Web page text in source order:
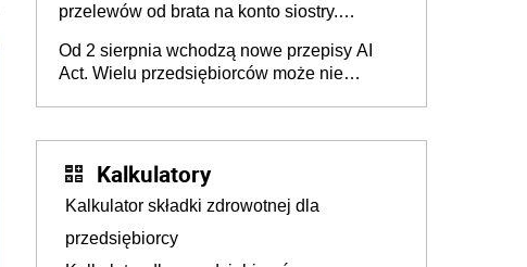
przelewów od brata na konto siostry.
darowizna, ale podatku jednak nie będzie
Od 2 sierpnia wchodzą nowe przepisy AI
Act. Wielu przedsiębiorców może nie
Kalkulatory
Kalkulator składki zdrowotnej dla
przedsiębiorcy